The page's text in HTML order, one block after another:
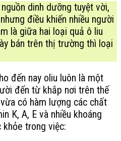
dinh dưỡng tuyệt vời,
điều khiến nhiều người
là giữa hai loại quả ô liu
bán trên thị trường thì loại
đến nay oliu luôn là một
đến từ khắp nơi trên thế
có hàm lượng các chất
K, A, E và nhiều khoáng
trong việc: